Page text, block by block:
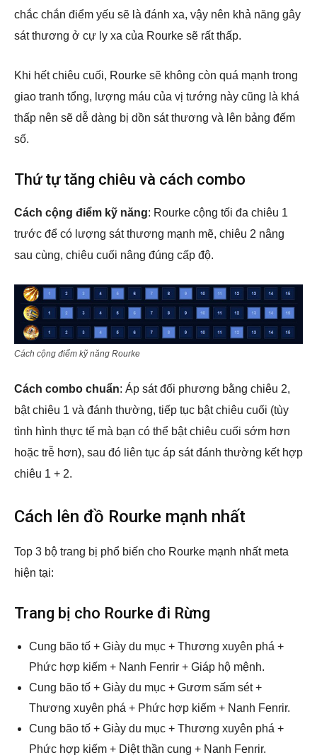
chắc chắn điểm yếu sẽ là đánh xa, vậy nên khả năng gây
sát thương ở cự ly xa của Rourke sẽ rất thấp.
Khi hết chiêu cuối, Rourke sẽ không còn quá mạnh trong
giao tranh tổng, lượng máu của vị tướng này cũng là khá
thấp nên sẽ dễ dàng bị dồn sát thương và lên bảng đếm
số.
Thứ tự tăng chiêu và cách combo
Cách cộng điểm kỹ năng: Rourke cộng tối đa chiêu 1
trước để có lượng sát thương mạnh mẽ, chiêu 2 nâng
sau cùng, chiêu cuối nâng đúng cấp độ.
Cách cộng điểm kỹ năng Rourke
Cách combo chuẩn: Áp sát đối phương bằng chiêu 2,
bật chiêu 1 và đánh thường, tiếp tục bật chiêu cuối (tùy
tình hình thực tế mà bạn có thể bật chiêu cuối sớm hơn
hoặc trễ hơn), sau đó liên tục áp sát đánh thường kết hợp
chiêu 1 + 2.
Cách lên đồ Rourke mạnh nhất
Top 3 bộ trang bị phổ biến cho Rourke mạnh nhất meta
hiện tại:
Trang bị cho Rourke đi Rừng
Cung bão tố + Giày du mục + Thương xuyên phá +
Phức hợp kiếm + Nanh Fenrir + Giáp hộ mệnh.
Cung bão tố + Giày du mục + Gươm sấm sét +
Thương xuyên phá + Phức hợp kiếm + Nanh Fenrir.
Cung bão tố + Giày du mục + Thương xuyên phá +
Phức hợp kiếm + Diệt thần cung + Nanh Fenrir.